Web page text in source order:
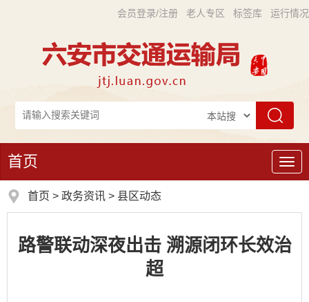
会员登录/注册 老人专区 标签库 运行情况
导
航
首页
首页 > 政务资讯 > 县区动态
路警联动深夜出击 溯源闭环长效治
超